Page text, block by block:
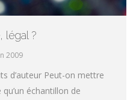
légal ?
2009
d’auteur Peut-on mettre
échantillon de